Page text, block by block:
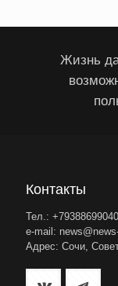
Жизнь
Контакты
Тел.: +79388699040
e-mail:
Адрес: Сочи,